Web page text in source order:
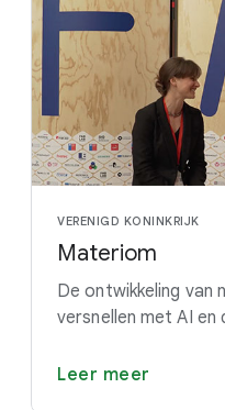
VERENIGD KONINKRIJK
Materiom
De ontwikkeling van
versnellen met AI
Leer meer